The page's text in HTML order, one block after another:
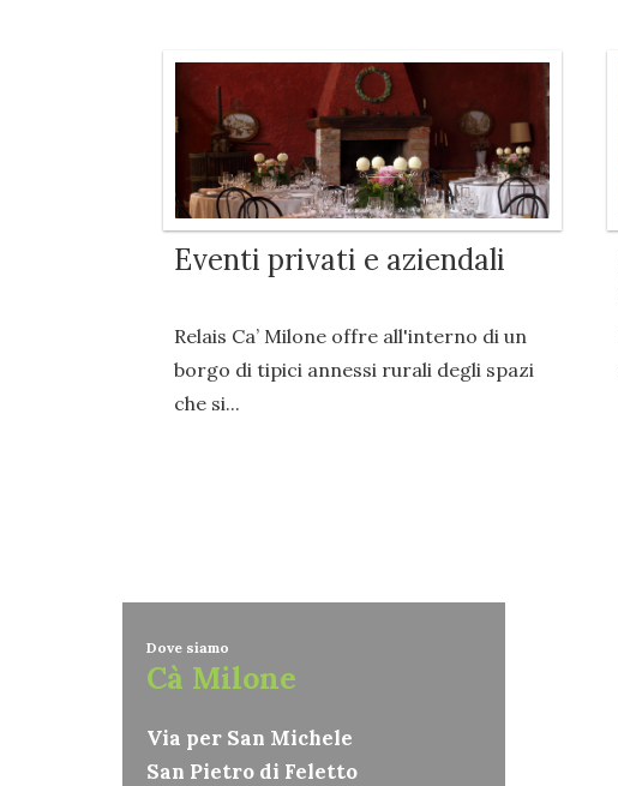
Eventi privati e aziendali
Relais Ca’ Milone offre all'interno di un
borgo di tipici annessi rurali degli spazi
che si...
Dove siamo
Cà Milone
Via per San Michele
San Pietro di Feletto